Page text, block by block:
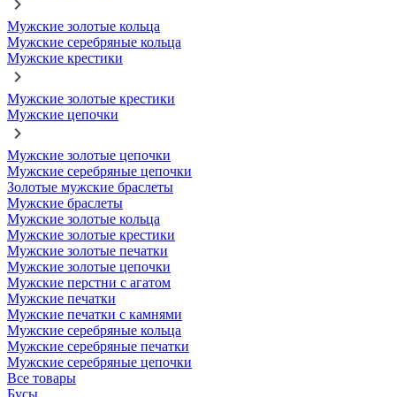
Мужские золотые кольца
Мужские серебряные кольца
Мужские крестики
Мужские золотые крестики
Мужские цепочки
Мужские золотые цепочки
Мужские серебряные цепочки
Золотые мужские браслеты
Мужские браслеты
Мужские золотые кольца
Мужские золотые крестики
Мужские золотые печатки
Мужские золотые цепочки
Мужские перстни с агатом
Мужские печатки
Мужские печатки с камнями
Мужские серебряные кольца
Мужские серебряные печатки
Мужские серебряные цепочки
Все товары
Бусы